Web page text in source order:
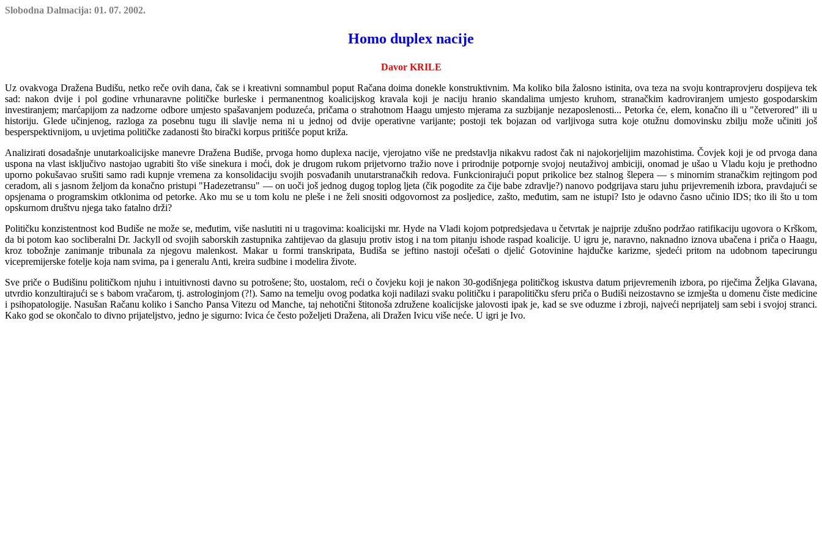
Slobodna Dalmacija: 01. 07. 2002.
Homo duplex nacije
Davor KRILE
Uz ovakvoga Dražena Budišu, netko reče ovih dana, čak se i kreativni somnambul poput Račana doima donekle konstruktivnim. Ma koliko bila žalosno istinita, ova teza na svoju kontraprovjeru dospijeva tek
sad: nakon dvije i pol godine vrhunaravne političke burleske i permanentnog koalicijskog kravala koji je naciju hranio skandalima umjesto kruhom, stranačkim kadroviranjem umjesto gospodarskim
investiranjem; marćapijom za nadzorne odbore umjesto spašavanjem poduzeća, pričama o strahotnom Haagu umjesto mjerama za suzbijanje nezaposlenosti... Petorka će, elem, konačno ili u "četverored" ili u
historiju. Glede učinjenog, razloga za posebnu tugu ili slavlje nema ni u jednoj od dvije operativne varijante; postoji tek bojazan od varljivoga sutra koje otužnu domovinsku zbilju može učiniti još
besperspektivnijom, u uvjetima političke zadanosti što birački korpus pritišće poput križa.
Analizirati dosadašnje unutarkoalicijske manevre Dražena Budiše, prvoga homo duplexa nacije, vjerojatno više ne predstavlja nikakvu radost čak ni najokorjelijim mazohistima. Čovjek koji je od prvoga dana
uspona na vlast isključivo nastojao ugrabiti što više sinekura i moći, dok je drugom rukom prijetvorno tražio nove i prirodnije potpornje svojoj neutaživoj ambiciji, onomad je ušao u Vladu koju je prethodno
uporno pokušavao srušiti samo radi kupnje vremena za konsolidaciju svojih posvađanih unutarstranačkih redova. Funkcionirajući poput prikolice bez stalnog šlepera — s minornim stranačkim rejtingom pod
ceradom, ali s jasnom željom da konačno pristupi "Hadezetransu" — on uoči još jednog dugog toplog ljeta (čik pogodite za čije babe zdravlje?) nanovo podgrijava staru juhu prijevremenih izbora, pravdajući se
opsjenama o programskim otklonima od petorke. Ako mu se u tom kolu ne pleše i ne želi snositi odgovornost za posljedice, zašto, međutim, sam ne istupi? Isto je odavno časno učinio IDS; tko ili što u tom
opskurnom društvu njega tako fatalno drži?
Političku konzistentnost kod Budiše ne može se, međutim, više naslutiti ni u tragovima: koalicijski mr. Hyde na Vladi kojom potpredsjedava u četvrtak je najprije zdušno podržao ratifikaciju ugovora o Krškom,
da bi potom kao socliberalni Dr. Jackyll od svojih saborskih zastupnika zahtijevao da glasuju protiv istog i na tom pitanju ishode raspad koalicije. U igru je, naravno, naknadno iznova ubačena i priča o Haagu,
kroz tobožnje zanimanje tribunala za njegovu malenkost. Makar u formi transkripata, Budiša se jeftino nastoji očešati o djelić Gotovinine hajdučke karizme, sjedeći pritom na udobnom tapecirungu
vicepremijerske fotelje koja nam svima, pa i generalu Anti, kreira sudbine i modelira živote.
Sve priče o Budišinu političkom njuhu i intuitivnosti davno su potrošene; što, uostalom, reći o čovjeku koji je nakon 30-godišnjega političkog iskustva datum prijevremenih izbora, po riječima Željka Glavana,
utvrdio konzultirajući se s babom vračarom, tj. astrologinjom (?!). Samo na temelju ovog podatka koji nadilazi svaku političku i parapolitičku sferu priča o Budiši neizostavno se izmješta u domenu čiste medicine
i psihopatologije. Nasušan Račanu koliko i Sancho Pansa Vitezu od Manche, taj nehotični štitonoša združene koalicijske jalovosti ipak je, kad se sve oduzme i zbroji, najveći neprijatelj sam sebi i svojoj stranci.
Kako god se okončalo to divno prijateljstvo, jedno je sigurno: Ivica će često poželjeti Dražena, ali Dražen Ivicu više neće. U igri je Ivo.